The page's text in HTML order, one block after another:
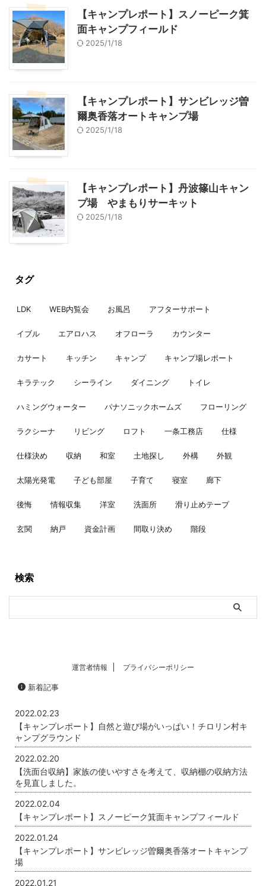
【キャンプレポート】スノーピーク箕
面キャンプフィールド
2025/1/18
【キャンプレポート】サンビレッジ曽
爾奥香落オートキャンプ場
2025/1/18
【キャンプレポート】丹波篠山キャン
プ場 やまもりサーキット
2025/1/18
タグ
LDK WEB内覧会 お風呂 アフターサポート
イブル エアロハス オフローラ カウンター
カサート キッチン キャンプ キャンプ場レポート
キラテック シーライン ダイニング トイレ
ハミングウォーター パナソニックホームズ フローリング
ラクシーナ リビング ロフト 一条工務店 仕様
仕様決め 収納 和室 土地探し 外構 外観
太陽光発電 子ども部屋 子育て 寝室 廊下
後悔 情報収集 洋室 洗面所 滑り止めテープ
玄関 納戸 資金計画 間取り決め 階段
検索
運営者情報 プライバシーポリシー
新着記事
2022.02.23
【キャンプレポート】自然と遊び場がいっぱい！チロリン村キ
ャンプグラウンド
2022.02.20
【洗面台収納】家族の使いやすさを考えて、収納棚の収納方法
を見直しました。
2022.02.04
【キャンプレポート】スノーピーク箕面キャンプフィールド
2022.01.24
【キャンプレポート】サンビレッジ曽爾奥香落オートキャンプ
場
2022.01.21